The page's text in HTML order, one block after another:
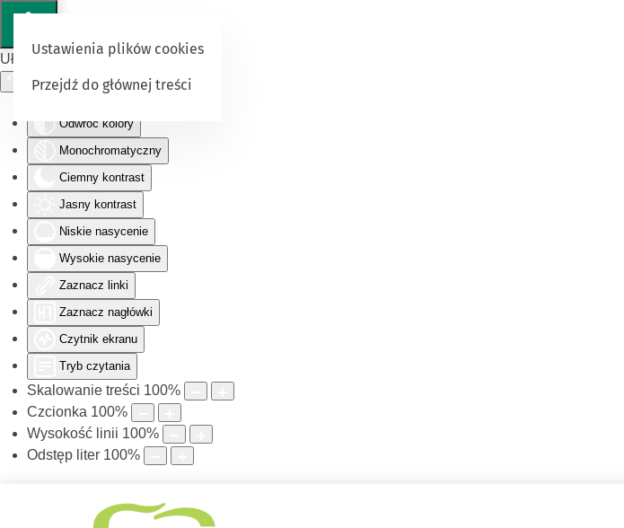
Ułatwienia dostępu
Odwróć kolory
Monochromatyczny
Ciemny kontrast
Jasny kontrast
Niskie nasycenie
Wysokie nasycenie
Zaznacz linki
Zaznacz nagłówki
Czytnik ekranu
Tryb czytania
Skalowanie treści 100%
Czcionka 100%
Wysokość linii 100%
Odstęp liter 100%
Ustawienia plików cookies
Przejdź do głównej treści